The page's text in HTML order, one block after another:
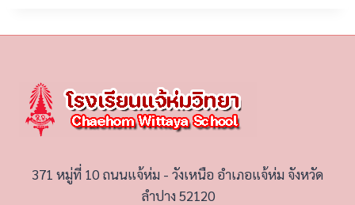
371 หมู่ที่ 10 ถนนแจ้ห่ม - วังเหนือ อำเภอแจ้ห่ม จังหวัด
ลำปาง 52120